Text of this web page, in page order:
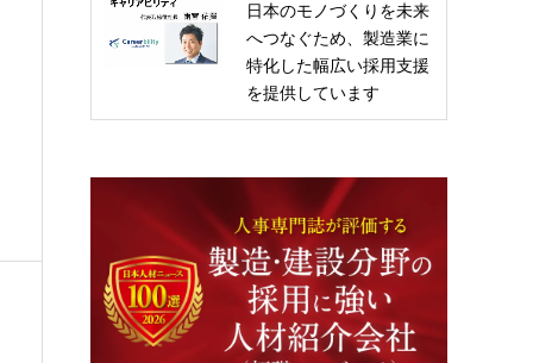
日本のモノづくりを未来
へつなぐため、製造業に
特化した幅広い採用支援
を提供しています